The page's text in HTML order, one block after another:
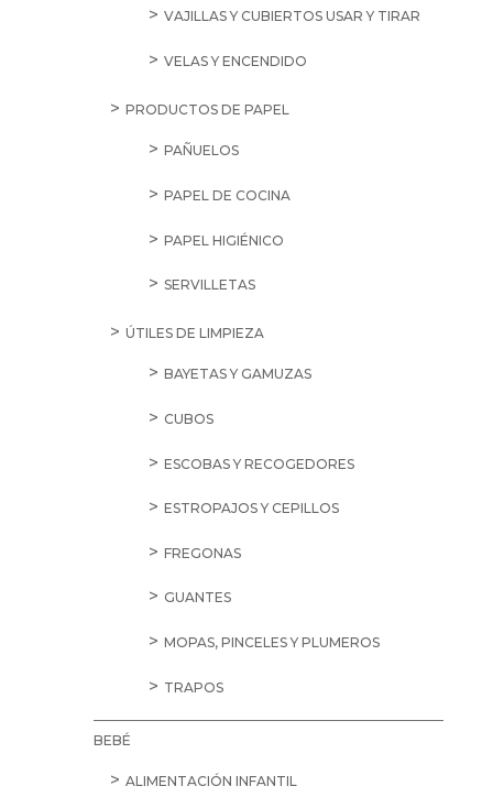
VAJILLAS Y CUBIERTOS USAR Y TIRAR
VELAS Y ENCENDIDO
PRODUCTOS DE PAPEL
PAÑUELOS
PAPEL DE COCINA
PAPEL HIGIÉNICO
SERVILLETAS
ÚTILES DE LIMPIEZA
BAYETAS Y GAMUZAS
CUBOS
ESCOBAS Y RECOGEDORES
ESTROPAJOS Y CEPILLOS
FREGONAS
GUANTES
MOPAS, PINCELES Y PLUMEROS
TRAPOS
BEBÉ
ALIMENTACIÓN INFANTIL